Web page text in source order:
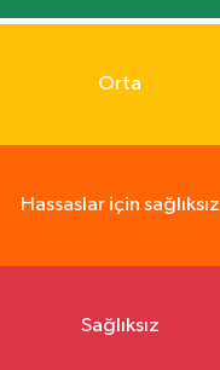
Orta
Hassaslar için sağlıksız
Sağlıksız